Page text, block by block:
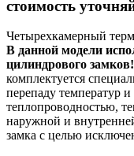
стоимость
Четырехкамерный
В данной модели
цилиндрового
комплектуется
перепаду температур
теплопроводностью,
наружной и
замка с целью